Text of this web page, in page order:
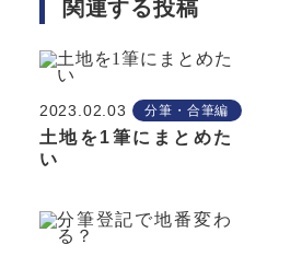
関連する投稿
2023.02.03 分筆・合筆編
土地を1筆にまとめた
い